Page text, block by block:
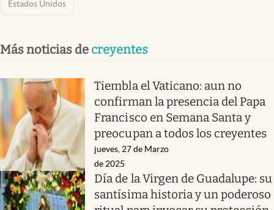
Estados Unidos
Más noticias de creyentes
Tiembla el Vaticano: aun no
confirman la presencia del Papa
Francisco en Semana Santa y
preocupan a todos los creyentes
jueves, 27 de Marzo
de 2025
Día de la Virgen de Guadalupe: su
santísima historia y un poderoso